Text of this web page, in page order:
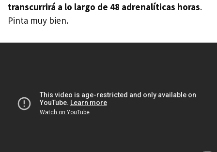
transcurrirá a lo largo de 48 adrenalíticas horas.
Pinta muy bien.